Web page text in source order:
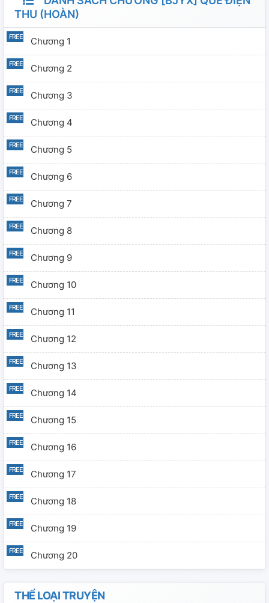
THU (HOÀN)
Chương 1
Chương 2
Chương 3
Chương 4
Chương 5
Chương 6
Chương 7
Chương 8
Chương 9
Chương 10
Chương 11
Chương 12
Chương 13
Chương 14
Chương 15
Chương 16
Chương 17
Chương 18
Chương 19
Chương 20
Chương 21
THỂ LOẠI TRUYỆN